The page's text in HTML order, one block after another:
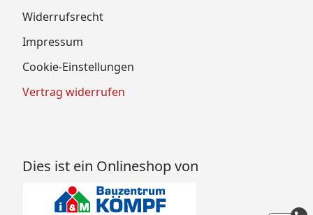
Widerrufsrecht
Impressum
Cookie-Einstellungen
Vertrag widerrufen
Dies ist ein Onlineshop von